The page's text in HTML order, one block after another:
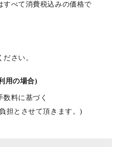
べて消費税込みの価格で
さい。
用の場合)
料に基づく
担とさせて頂きます。)